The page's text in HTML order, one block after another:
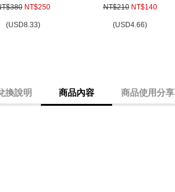
吊繩營燈 懸掛燈 掛
氣氛燈 吊燈 50流明
NT$250
(USD8.33)
掛勾漱洗包 輕便旅行 防水
NT$210 NT$140
(USD4.66)
換說明 商品內容 商品使用分享